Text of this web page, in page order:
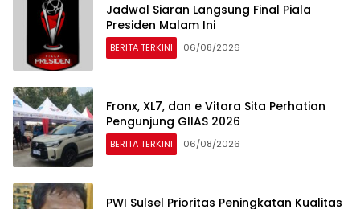
Jadwal Siaran Langsung Final Piala
Presiden Malam Ini
BERITA TERKINI 06/08/2026
Fronx, XL7, dan e Vitara Sita Perhatian
Pengunjung GIIAS 2026
BERITA TERKINI 06/08/2026
PWI Sulsel Prioritas Peningkatan Kualitas